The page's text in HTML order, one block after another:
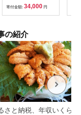
福岡県 北九州市
寄付金額: 34,000 円
の紹介
さと納税、年収いくらで